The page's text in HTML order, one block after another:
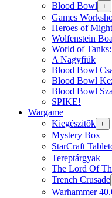
Blood Bowl +
Games
Heroes of
Wolfenstein
World of
A Nagyfiúk
Blood Bowl
Blood Bowl
Blood Bowl
SPIKE!
Wargame
Kiegészitők +
Mystery Box
StarCraft
Tereptárgyak
The Lord Of
Trench Crusade
Warhammer